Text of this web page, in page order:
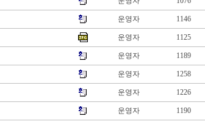
운영자 1146
운영자 1125
운영자 1189
운영자 1258
운영자 1226
운영자 1190